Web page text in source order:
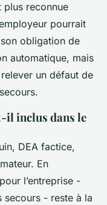
plus reconnue
pourrait
obligation de
automatique, mais
un défaut de
il inclus dans le
DEA factice,
En
l’entreprise -
secours - reste à la